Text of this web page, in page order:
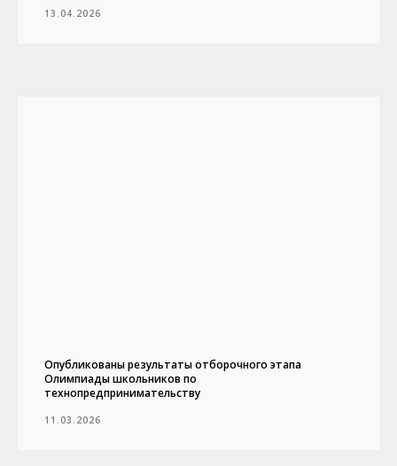
13.04.2026
Опубликованы результаты отборочного этапа
Олимпиады школьников по
технопредпринимательству
11.03.2026